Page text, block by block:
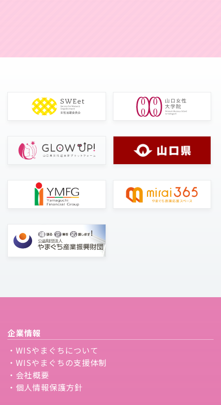
企業情報
・WISやまぐちについて
・WISやまぐちの支援体制
・会社概要
・個人情報保護方針